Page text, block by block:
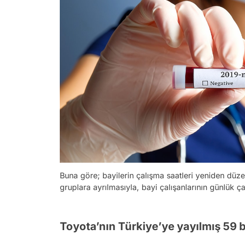
Buna göre; bayilerin çalışma saatleri yeniden
gruplara ayrılmasıyla, bayi çalışanlarının günlük
Toyota’nın Türkiye’ye yayılmış